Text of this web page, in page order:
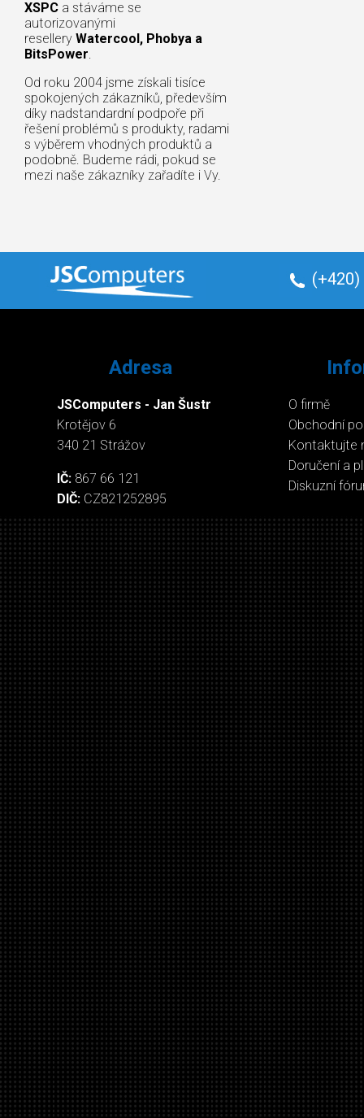
XSPC a stáváme se
autorizovanými
resellery Watercool, Phobya a
BitsPower.
Od roku 2004 jsme získali tisíce
spokojených zákazníků, především
díky nadstandardní podpoře při
řešení problémů s produkty, radami
s výběrem vhodných produktů a
podobně. Budeme rádi, pokud se
mezi naše zákazníky zařadíte i Vy.
(+420)
Adresa
JSComputers - Jan Šustr
Krotějov 6
340 21 Strážov
IČ: 867 66 121
DIČ: CZ821252895
O firmě
Obchodní
Kontaktujte
Doručení a
Diskuzní